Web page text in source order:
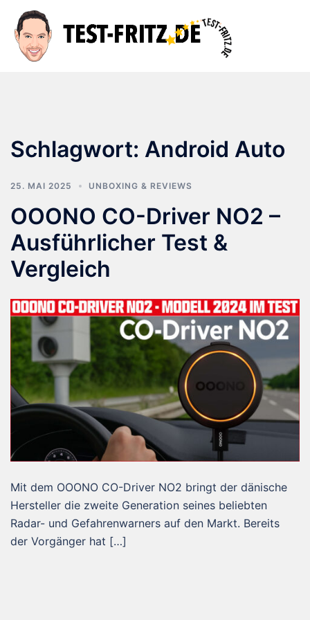
Inhalt
springen
Schlagwort: Android Auto
25. MAI 2025 UNBOXING & REVIEWS
OOONO CO-Driver NO2 –
Ausführlicher Test &
Vergleich
Mit dem OOONO CO-Driver NO2 bringt der dänische
Hersteller die zweite Generation seines beliebten
Radar- und Gefahrenwarners auf den Markt. Bereits
der Vorgänger hat […]